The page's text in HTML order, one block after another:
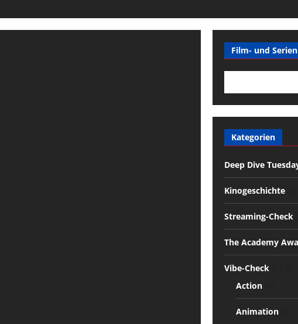
Film- und
Kategorien
Deep Dive
Kinogeschichte(1)
Streaming-Check
The Academy
Vibe-Check(113)
Action(7)
Animation(5)